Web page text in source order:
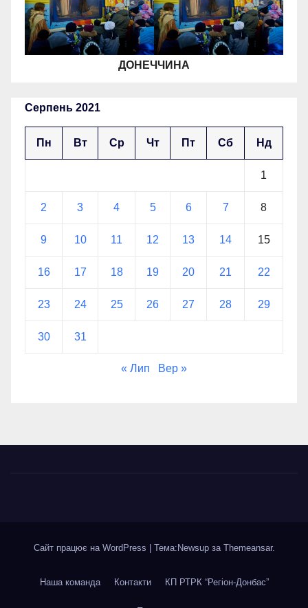
ДОНЕЧЧИНА
Серпень 2021
Пн Вт Ср Чт Пт Сб Нд
1
2 3 4 5 6 7 8
9 10 11 12 13 14 15
16 17 18 19 20 21 22
23 24 25 26 27 28 29
30 31
« Лип Вер »
Сайт працює на WordPress Тема:Newsup за Themeansar.
Наша команда Контакти КП РТРК “Регіон-Донбас”